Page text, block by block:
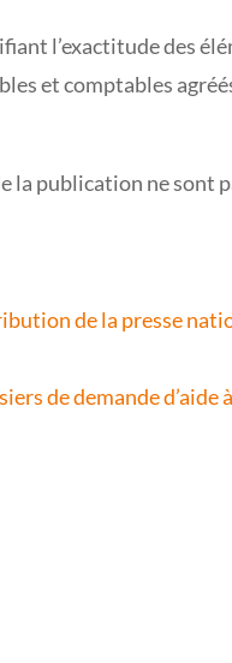
l’exactitude des
et comptables
la publication ne sont
de la presse
de demande d’aide